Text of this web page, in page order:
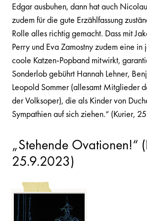
Edgar ausbuhen, dann hat auch
zudem für die gute Erzählfassung
Rolle alles richtig gemacht. Dass mit
Perry und Eva Zamostny zudem eine in
coole Katzen-Popband mitwirkt,
Sonderlob gebührt Hannah Lehner,
Leopold Sommer (allesamt Mitglieder
der Volksoper), die als Kinder von
Sympathien auf sich ziehen.“ (Kurier,
„Stehende Ovationen!“
25.9.2023)